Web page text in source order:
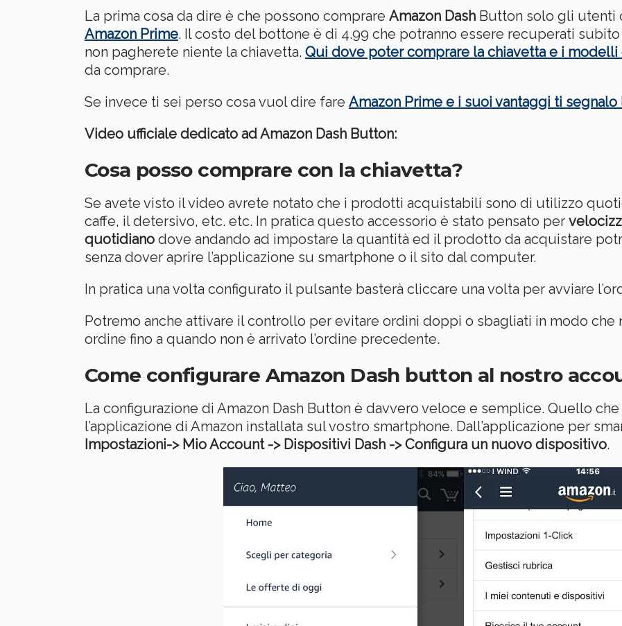
La prima cosa da dire è che possono comprare Amazon Dash Button solo gli utenti
Amazon Prime. Il costo del bottone è di 4.99 che potranno essere recuperati
non pagherete niente la chiavetta. Qui dove poter comprare la chiavetta e i
da comprare.
Se invece ti sei perso cosa vuol dire fare Amazon Prime e i suoi vantaggi ti
Video ufficiale dedicato ad Amazon Dash Button:
Cosa posso comprare con la chiavetta?
Se avete visto il video avrete notato che i prodotti acquistabili sono di utilizzo
caffe, il detersivo, etc. etc. In pratica questo accessorio è stato pensato per
quotidiano dove andando ad impostare la quantità ed il prodotto da acquistare
senza dover aprire l’applicazione su smartphone o il sito dal computer.
In pratica una volta configurato il pulsante basterà cliccare una volta per avviare
Potremo anche attivare il controllo per evitare ordini doppi o sbagliati in modo che
ordine fino a quando non è arrivato l’ordine precedente.
Come configurare Amazon Dash button al nostro
La configurazione di Amazon Dash Button è davvero veloce e semplice. Quello
l’applicazione di Amazon installata sul vostro smartphone. Dall’applicazione per
Impostazioni-> Mio Account -> Dispositivi Dash -> Configura un nuovo dispositivo.